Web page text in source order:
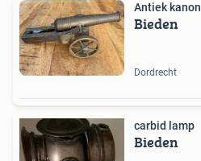
Antiek kanon
Bieden
Dordrecht
carbid lamp
Bieden